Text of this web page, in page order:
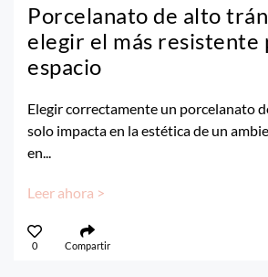
Porcelanato de alto
elegir el más resistente
espacio
Elegir correctamente un porcelanato
solo impacta en la estética de un
en...
Leer ahora >
0 Compartir